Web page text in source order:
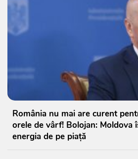
România nu mai are curent
orele de vârf! Bolojan: Moldova
energia de pe piață